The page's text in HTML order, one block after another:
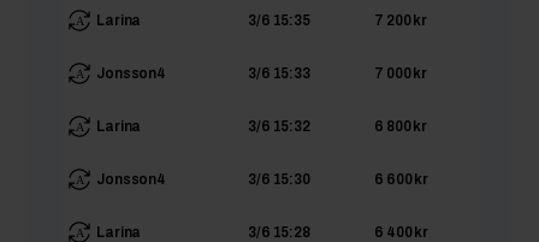
Larina 3/6 15:35 7 200 kr
Jonsson4 3/6 15:33 7 000 kr
Larina 3/6 15:32 6 800 kr
Jonsson4 3/6 15:30 6 600 kr
Larina 3/6 15:28 6 400 kr